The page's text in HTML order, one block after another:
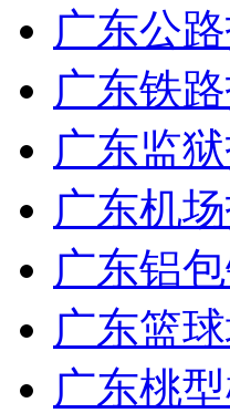
广东公
广东铁
广东监
广东机
广东铝
广东篮
广东桃